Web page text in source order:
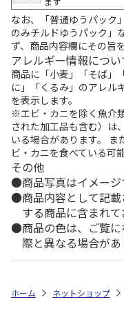
なお、「普通ゆうパック
のみチルドゆうパック」
ず、商品内容欄にその旨
アレルギー情報につい
商品に「小麦」「そば」
に」「くるみ」のアレル
を表示します。
※エビ・カニを除く魚介
された加工品も含む）は
いる場合があります。
ビ・カニを食べている可
その他
商品写真はイメージ
商品内容として記
する商品に含まれて
商品の色は、ご覧
際と異なる場合があ
ホーム ネットショップ